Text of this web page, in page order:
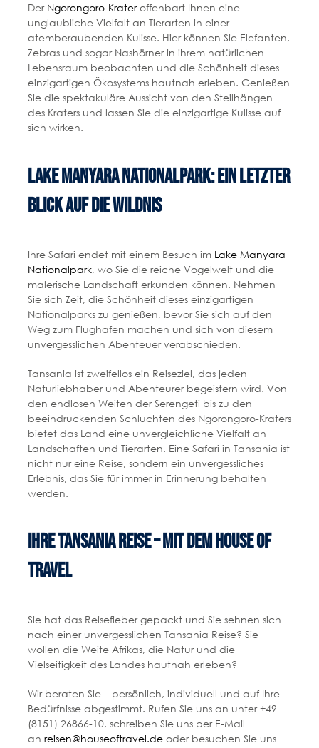
Der Ngorongoro-Krateroffenbart Ihnen eine
unglaubliche Vielfalt an Tierarten in einer
atemberaubenden Kulisse. Hier können Sie Elefanten,
Zebras und sogar Nashörner in ihrem natürlichen
Lebensraum beobachten und die Schönheit dieses
einzigartigen Ökosystems hautnah erleben. Genießen
Sie die spektakuläre Aussicht von den Steilhängen
des Kraters und lassen Sie die einzigartige Kulisse auf
sich wirken.
Lake Manyara Nationalpark: Ein letzter
Blick auf die Wildnis
Ihre Safari endet mit einem Besuch im Lake Manyara
Nationalpark, wo Sie die reiche Vogelwelt und die
malerische Landschaft erkunden können. Nehmen
Sie sich Zeit, die Schönheit dieses einzigartigen
Nationalparks zu genießen, bevor Sie sich auf den
Weg zum Flughafen machen und sich von diesem
unvergesslichen Abenteuer verabschieden.
Tansania ist zweifellos ein Reiseziel, das jeden
Naturliebhaber und Abenteurer begeistern wird. Von
den endlosen Weiten der Serengeti bis zu den
beeindruckenden Schluchten des Ngorongoro-Kraters
bietet das Land eine unvergleichliche Vielfalt an
Landschaften und Tierarten. Eine Safari in Tansania ist
nicht nur eine Reise, sondern ein unvergessliches
Erlebnis, das Sie für immer in Erinnerung behalten
werden.
Ihre Tansania Reise – mit dem HOUSE OF
TRAVEL
Sie hat das Reisefieber gepackt und Sie sehnen sich
nach einer unvergesslichen Tansania Reise? Sie
wollen die Weite Afrikas, die Natur und die
Vielseitigkeit des Landes hautnah erleben?
Wir beraten Sie – persönlich, individuell und auf Ihre
Bedürfnisse abgestimmt. Rufen Sie uns an unter +49
(8151) 26866-10, schreiben Sie uns per E-Mail
an reisen@houseoftravel.deoder besuchen Sie uns